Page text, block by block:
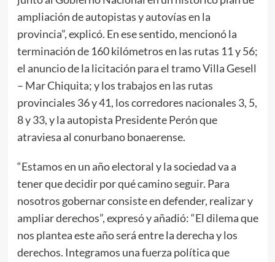
ampliación de autopistas y autovías en la
provincia”, explicó. En ese sentido, mencionó la
terminación de 160 kilómetros en las rutas 11 y 56;
el anuncio de la licitación para el tramo Villa Gesell
– Mar Chiquita; y los trabajos en las rutas
provinciales 36 y 41, los corredores nacionales 3, 5,
8 y 33, y la autopista Presidente Perón que
atraviesa al conurbano bonaerense.
“Estamos en un año electoral y la sociedad va a
tener que decidir por qué camino seguir. Para
nosotros gobernar consiste en defender, realizar y
ampliar derechos”, expresó y añadió: “El dilema que
nos plantea este año será entre la derecha y los
derechos. Integramos una fuerza política que